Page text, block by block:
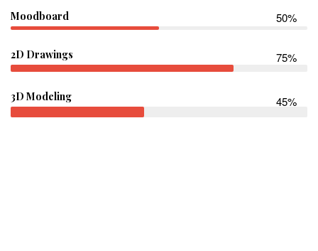
Moodboard 50%
2D Drawings 75%
3D Modeling 45%